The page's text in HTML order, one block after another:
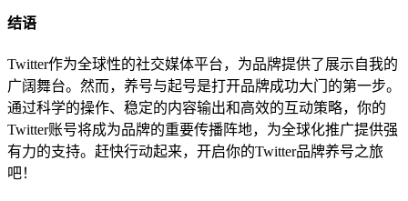
结语
Twitter作为全球性的社交媒体平台，为品牌提供了展示自我的
广阔舞台。然而，养号与起号是打开品牌成功大门的第一步。
通过科学的操作、稳定的内容输出和高效的互动策略，你的
Twitter账号将成为品牌的重要传播阵地，为全球化推广提供强
有力的支持。赶快行动起来，开启你的Twitter品牌养号之旅
吧！